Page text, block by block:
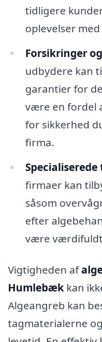
tidligere
oplevelser
Forsikringer
udbydere kan
garantier for
være en fordel
for sikkerhed
firma.
firmaer kan
såsom
efter
være værdifuldt
Vigtigheden af
Humlebæk kan
Algeangreb kan
tagmaterialerne